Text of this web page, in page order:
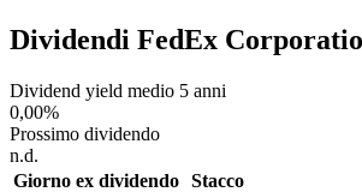
Dividendi FedEx
Dividend yield medio 5 anni
0,00%
Prossimo dividendo
n.d.
Giorno ex dividendo Stacco